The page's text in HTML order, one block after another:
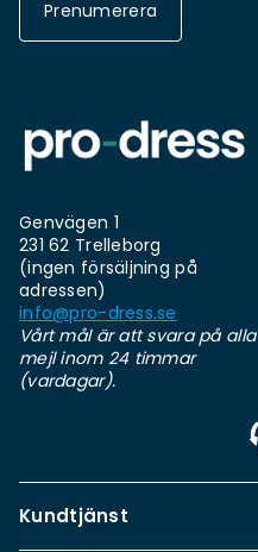
Prenumerera
Genvägen 1
231 62 Trelleborg
(ingen försäljning på
adressen)
info@pro-dress.se
Vårt mål är att svara på alla
mejl inom 24 timmar
(vardagar).
Kundtjänst